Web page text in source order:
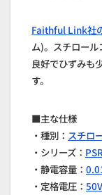
Faithful Link社
ム)。スチロー
良好でひずみも
す。
■主な仕様
・種別： スチロ
・シリーズ：
・静電容量：
・定格電圧： 50V